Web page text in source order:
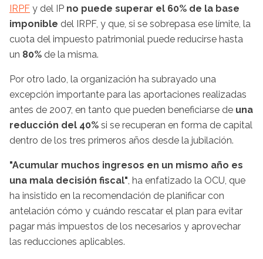
IRPF y del IP no puede superar el 60% de la base
imponible del IRPF, y que, si se sobrepasa ese límite, la
cuota del impuesto patrimonial puede reducirse hasta
un 80% de la misma.
Por otro lado, la organización ha subrayado una
excepción importante para las aportaciones realizadas
antes de 2007, en tanto que pueden beneficiarse de una
reducción del 40% si se recuperan en forma de capital
dentro de los tres primeros años desde la jubilación.
"Acumular muchos ingresos en un mismo año es
una mala decisión fiscal", ha enfatizado la OCU, que
ha insistido en la recomendación de planificar con
antelación cómo y cuándo rescatar el plan para evitar
pagar más impuestos de los necesarios y aprovechar
las reducciones aplicables.